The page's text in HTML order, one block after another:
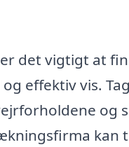
det vigtigt at
effektiv vis.
og
kan